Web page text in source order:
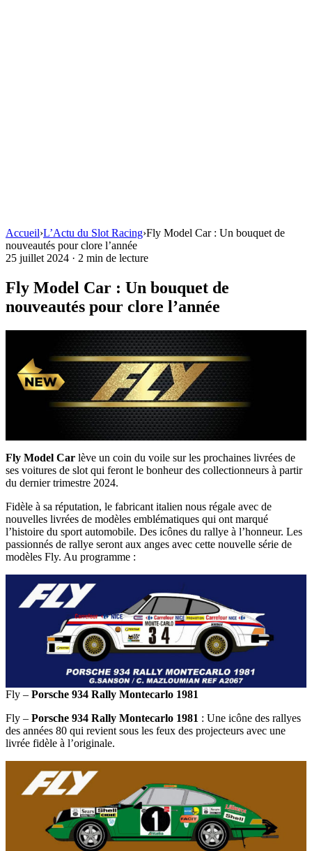
Accueil›L’Actu du Slot Racing›Fly Model Car : Un bouquet de
nouveautés pour clore l’année
25 juillet 2024 · 2 min de lecture
Fly Model Car : Un bouquet de
nouveautés pour clore l’année
Fly Model Car lève un coin du voile sur les prochaines livrées de
ses voitures de slot qui feront le bonheur des collectionneurs à partir
du dernier trimestre 2024.
Fidèle à sa réputation, le fabricant italien nous régale avec de
nouvelles livrées de modèles emblématiques qui ont marqué
l’histoire du sport automobile. Des icônes du rallye à l’honneur. Les
passionnés de rallye seront aux anges avec cette nouvelle série de
modèles Fly. Au programme :
Fly – Porsche 934 Rally Montecarlo 1981
Fly – Porsche 934 Rally Montecarlo 1981 : Une icône des rallyes
des années 80 qui revient sous les feux des projecteurs avec une
livrée fidèle à l’originale.